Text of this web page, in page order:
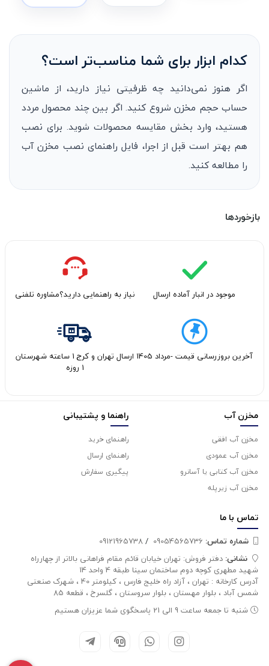
کدام ابزار برای شما مناسب‌تر است؟
اگر هنوز نمی‌دانید چه ظرفیتی نیاز دارید، از ماشین
حساب حجم مخزن شروع کنید. اگر بین چند محصول مردد
هستید، وارد بخش مقایسه محصولات شوید. برای نصب
هم بهتر است قبل از اجرا، فایل راهنمای نصب مخزن آب
را مطالعه کنید.
بازخوردها
موجود در انبار آماده ارسال نیاز به راهنمایی دارید؟مشاوره تلفنی
آخرین بروزرسانی قیمت -مرداد 1405
ارسال تهران و کرج 1 ساعته شهرستان
1 روزه
مخزن آب
مخزن آب افقی
مخزن آب عمودی
مخزن آب کتابی یا آسانرو
مخزن آب زیرپله
راهنما و پشتیبانی
راهنمای خرید
راهنمای ارسال
پیگیری سفارش
تماس با ما
شماره تماس‌: /
09121965738
نشانی: دفتر فروش: تهران خیابان قائم مقام فراهانی بالاتر از چهارراه
شهید مطهری کوچه دوم ساختمان سینا طبقه 4 واحد 14
آدرس کارخانه : تهران ، آزاد راه خلیج فارس ، کیلومتر 40 ، شهرک صنعتی
شمس آباد ، بلوار مهستان ، بلوار سروستان ، گلسرخ ، قطعه 85
شنبه تا جمعه ساعت 9 الی 21 پاسخگوی شما عزیزان هستیم